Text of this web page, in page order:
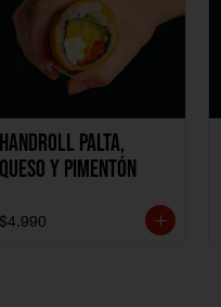
Handroll Palta,
Queso y Pimentón
$4.990